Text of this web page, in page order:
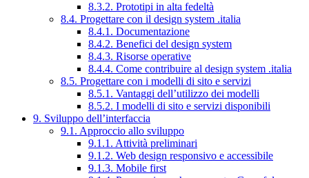
8.3.2. Prototipi in alta fedeltà
8.4. Progettare con il design system .italia
8.4.1. Documentazione
8.4.2. Benefici del design system
8.4.3. Risorse operative
8.4.4. Come contribuire al design system .italia
8.5. Progettare con i modelli di sito e servizi
8.5.1. Vantaggi dell’utilizzo dei modelli
8.5.2. I modelli di sito e servizi disponibili
9. Sviluppo dell’interfaccia
9.1. Approccio allo sviluppo
9.1.1. Attività preliminari
9.1.2. Web design responsivo e accessibile
9.1.3. Mobile first